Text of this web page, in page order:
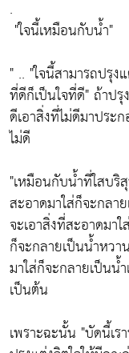
.
"ใจนี้เหมือนกับน้ำ"
" .. "ใจนี้สามารถปรุง
ที่ดีก็เป็นใจที่ดี"ถ้าปรุ
ดีเอาสิ่งที่ไม่ดีมาประ
ไม่ดี
"เหมือนกับน้ำที่ใสบริ
สะอาดมาใส่ก็จะกลา
จะเอาสิ่งที่สะอาดมา
ก็จะกลายเป็นน้ำหวาน
มาใส่ก็จะกลายเป็นน้
เป็นต้น
เพราะฉะนั้น "บัดนี้เร